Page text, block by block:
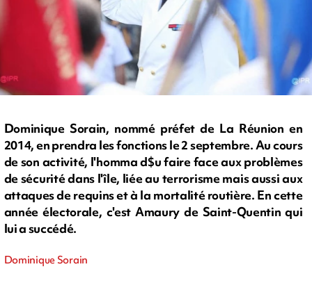
Dominique Sorain, nommé préfet de La Réunion en
2014, en prendra les fonctions le 2 septembre. Au cours
de son activité, l'homma d$u faire face aux problèmes
de sécurité dans l'île, liée au terrorisme mais aussi aux
attaques de requins et à la mortalité routière. En cette
année électorale, c'est Amaury de Saint-Quentin qui
lui a succédé.
Dominique Sorain